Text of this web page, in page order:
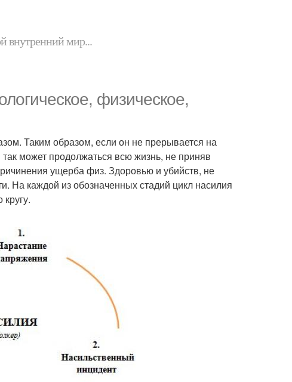
внутренний мир...
физическое,
Таким образом, если он не прерывается на
так может продолжаться всю жизнь, не приняв
ущерба физ. Здоровью и убийств, не
На каждой из обозначенных стадий цикл насилия